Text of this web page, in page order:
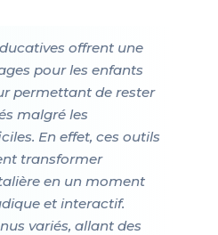
offrent une
pour les enfants
permettant de rester
malgré les
En effet, ces outils
transformer
en un moment
et interactif.
variés, allant des